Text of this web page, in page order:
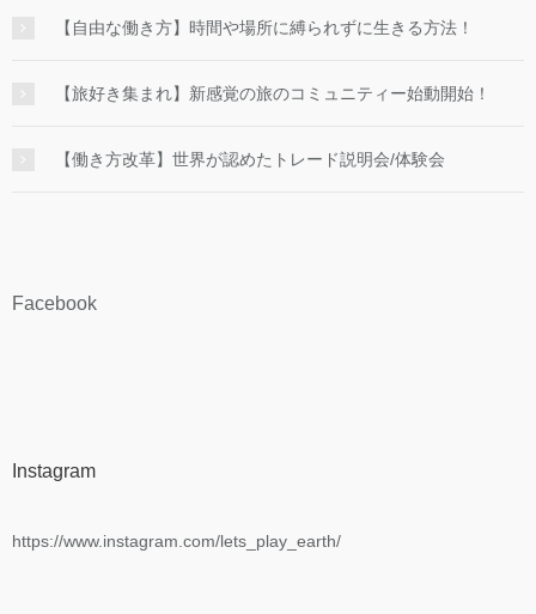
【自由な働き方】時間や場所に縛られずに生きる方法！
【旅好き集まれ】新感覚の旅のコミュニティー始動開始！
【働き方改革】世界が認めたトレード説明会/体験会
Facebook
Instagram
https://www.instagram.com/lets_play_earth/